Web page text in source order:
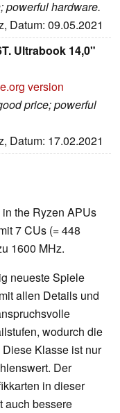
powerful hardware.
Datum: 09.05.2021
Ultrabook 14,0"
version
price; powerful
Datum: 17.02.2021
the Ryzen APUs
7 CUs (= 448
1600 MHz.
neueste Spiele
allen Details und
wodurch die
Klasse ist nur
Der
in dieser
auch bessere